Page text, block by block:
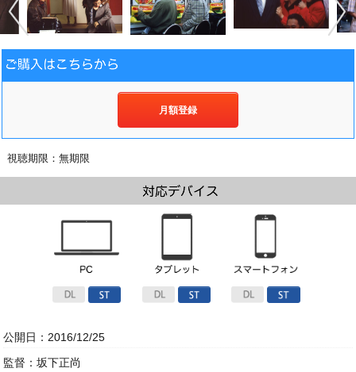
月額登録
視聴期限：無期限
公開日：2016/12/25
監督：坂下正尚